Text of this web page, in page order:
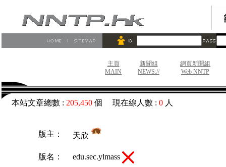
主頁
MAIN
新聞組
NEWS://
網頁新聞組
Web NNTP
本站文章總數 : 205,450 個 現在線人數 : 0 人
版主： 天欣
版名： edu.sec.ylmass